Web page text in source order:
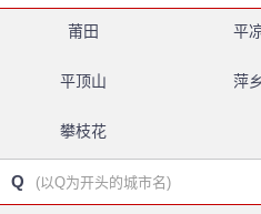
莆田 平
平顶山 萍
攀枝花
Q (以Q为开头的城市名)